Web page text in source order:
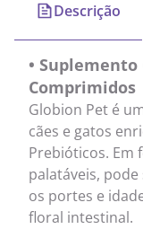
Descrição
• Suplemento
Comprimidos
Globion Pet é
cães e gatos
Prebióticos. Em
palatáveis,
os portes e
floral intestinal.